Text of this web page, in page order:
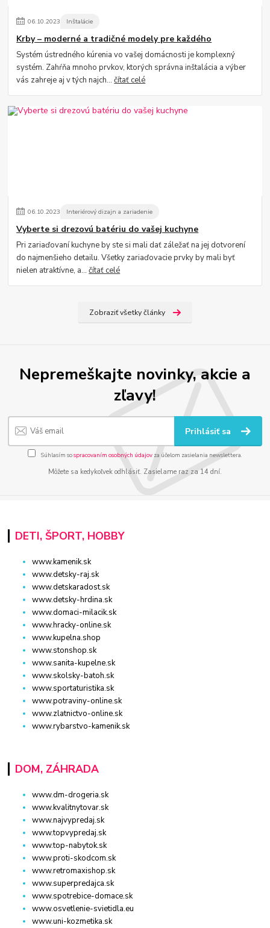
06.10.2023 Inštalácie
Krby – moderné a tradičné modely pre každého
Systém ústredného kúrenia vo vašej domácnosti je komplexný
systém. Zahŕňa mnoho prvkov, ktorých správna inštalácia a výber
vás zahreje aj v tých najch...čítať celé
06.10.2023 Interiérový dizajn a zariadenie
Vyberte si drezovú batériu do vašej kuchyne
Pri zariaďovaní kuchyne by ste si mali dať záležať na jej dotvorení
do najmenšieho detailu. Všetky zariaďovacie prvky by mali byť
nielen atraktívne, a...čítať celé
Zobraziť všetky články
Nepremeškajte novinky, akcie a
zľavy!
Prihlásiť sa
Súhlasím sospracovaním osobných údajov za účelom zasielania newslettera.
Môžete sa kedykoľvek odhlásiť. Zasielame raz za 14 dní.
DETI, ŠPORT, HOBBY
www.kamenik.sk
www.detsky-raj.sk
www.detskaradost.sk
www.detsky-hrdina.sk
www.domaci-milacik.sk
www.hracky-online.sk
www.kupelna.shop
www.stonshop.sk
www.sanita-kupelne.sk
www.skolsky-batoh.sk
www.sportaturistika.sk
www.potraviny-online.sk
www.zlatnictvo-online.sk
www.rybarstvo-kamenik.sk
DOM, ZÁHRADA
www.dm-drogeria.sk
www.kvalitnytovar.sk
www.najvypredaj.sk
www.topvypredaj.sk
www.top-nabytok.sk
www.proti-skodcom.sk
www.retromaxishop.sk
www.superpredajca.sk
www.spotrebice-domace.sk
www.osvetlenie-svietidla.eu
www.uni-kozmetika.sk